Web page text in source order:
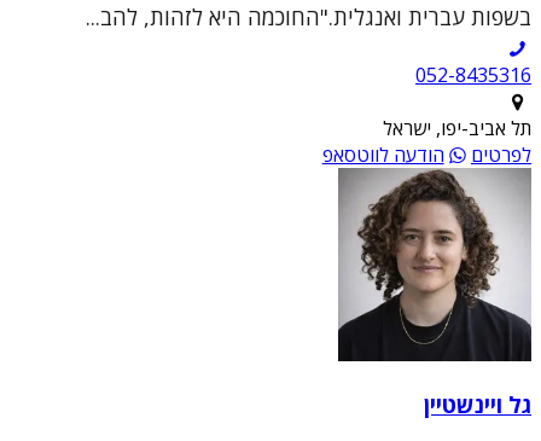
בשפות עברית ואנגלית."החוכמה היא לזהות, להב...
052-8435316
תל אביב-יפו, ישראל
לפרטים
הודעה לווטסאפ
גל ויינשטיין